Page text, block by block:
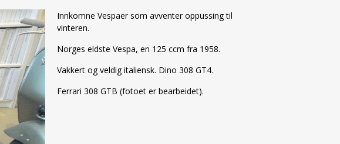
Innkomne Vespaer som avventer oppussing til
vinteren.
Norges eldste Vespa, en 125 ccm fra 1958.
Vakkert og veldig italiensk. Dino 308 GT4.
Ferrari 308 GTB (fotoet er bearbeidet).